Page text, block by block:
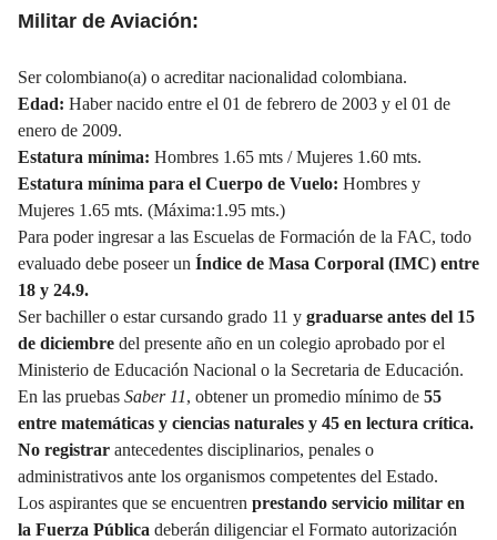
Militar de Aviación:
Ser colombiano(a) o acreditar nacionalidad colombiana.
Edad: Haber nacido entre el 01 de febrero de 2003 y el 01 de
enero de 2009.
Estatura mínima: Hombres 1.65 mts / Mujeres 1.60 mts.
Estatura mínima para el Cuerpo de Vuelo: Hombres y
Mujeres 1.65 mts. (Máxima:1.95 mts.)
Para poder ingresar a las Escuelas de Formación de la FAC, todo
evaluado debe poseer un Índice de Masa Corporal (IMC) entre
18 y 24.9.
Ser bachiller o estar cursando grado 11 y graduarse antes del 15
de diciembre del presente año en un colegio aprobado por el
Ministerio de Educación Nacional o la Secretaria de Educación.
En las pruebas Saber 11, obtener un promedio mínimo de 55
entre matemáticas y ciencias naturales y 45 en lectura crítica.
No registrar antecedentes disciplinarios, penales o
administrativos ante los organismos competentes del Estado.
Los aspirantes que se encuentren prestando servicio militar en
la Fuerza Pública deberán diligenciar el Formato autorización